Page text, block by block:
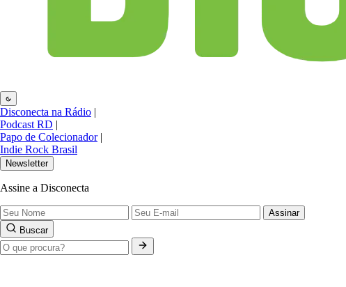
Disconecta na Rádio |
Podcast RD |
Papo de Colecionador |
Indie Rock Brasil
Newsletter
Assine a Disconecta
Assinar
Buscar